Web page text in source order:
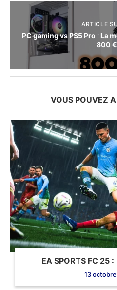
ARTICLE
PC gaming vs PS5 Pro : La
800 €
VOUS POUVEZ
EA SPORTS FC 25 :
13